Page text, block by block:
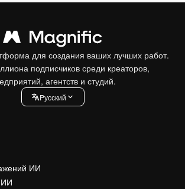
для создания ваших лучших работ.
подписчиков среди креаторов,
агентств и студий.
Pусский
ИИ
ИИ